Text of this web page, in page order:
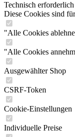
Technisch erforderlich
Diese Cookies sind
"Alle Cookies
"Alle Cookies
Ausgewählter Shop
CSRF-Token
Cookie-Einstellungen
Individuelle Preise